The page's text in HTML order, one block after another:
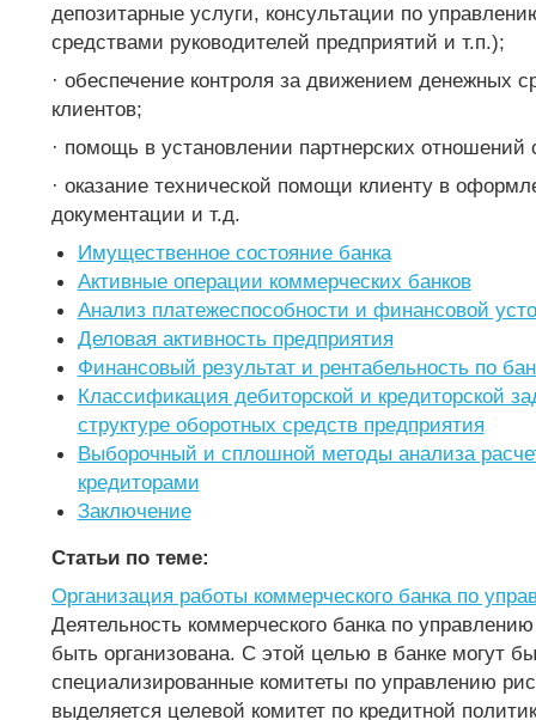
депозитарные услуги, консультации по
средствами руководителей предприятий и т.п.);
· обеспечение контроля за движением денежных
клиентов;
· помощь в установлении партнерских
· оказание технической помощи клиенту в
документации и т.д.
Имущественное состояние банка
Активные операции коммерческих банков
Анализ платежеспособности и финансовой
Деловая активность предприятия
Финансовый результат и рентабельность по
Классификация дебиторской и кредиторской
структуре оборотных средств предприятия
Выборочный и сплошной методы анализа
кредиторами
Заключение
Статьи по теме:
Организация работы коммерческого банка по
Деятельность коммерческого банка по
быть организована. С этой целью в банке могут
специализированные комитеты по управлению
выделяется целевой комитет по кредитной